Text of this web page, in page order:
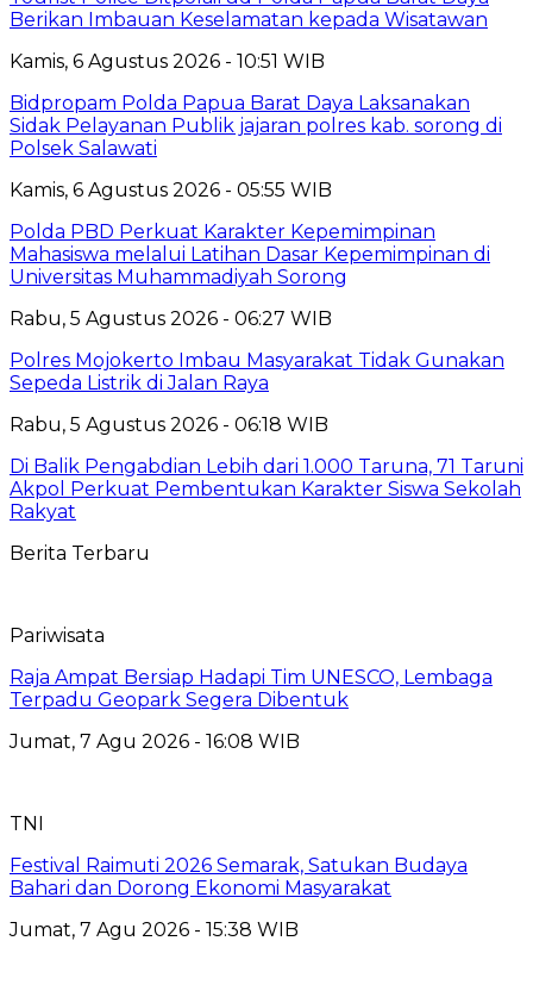
Berikan Imbauan Keselamatan kepada Wisatawan
Kamis, 6 Agustus 2026 - 10:51 WIB
Bidpropam Polda Papua Barat Daya Laksanakan
Sidak Pelayanan Publik jajaran polres kab. sorong di
Polsek Salawati
Kamis, 6 Agustus 2026 - 05:55 WIB
Polda PBD Perkuat Karakter Kepemimpinan
Mahasiswa melalui Latihan Dasar Kepemimpinan di
Universitas Muhammadiyah Sorong
Rabu, 5 Agustus 2026 - 06:27 WIB
Polres Mojokerto Imbau Masyarakat Tidak Gunakan
Sepeda Listrik di Jalan Raya
Rabu, 5 Agustus 2026 - 06:18 WIB
Di Balik Pengabdian Lebih dari 1.000 Taruna, 71 Taruni
Akpol Perkuat Pembentukan Karakter Siswa Sekolah
Rakyat
Berita Terbaru
Pariwisata
Raja Ampat Bersiap Hadapi Tim UNESCO, Lembaga
Terpadu Geopark Segera Dibentuk
Jumat, 7 Agu 2026 - 16:08 WIB
TNI
Festival Raimuti 2026 Semarak, Satukan Budaya
Bahari dan Dorong Ekonomi Masyarakat
Jumat, 7 Agu 2026 - 15:38 WIB